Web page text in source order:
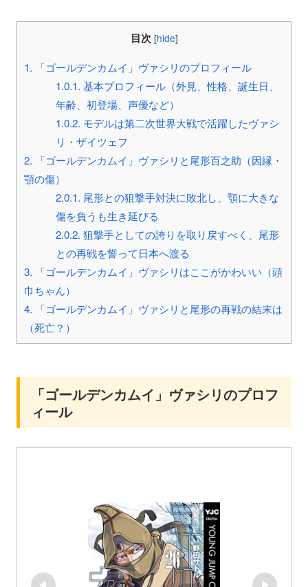
目次 [hide]
1. 「ゴールデンカムイ」ヴァシリのプロフィール
1.0.1. 基本プロフィール（外見、性格、誕生日、
年齢、初登場、声優など）
1.0.2. モデルは第二次世界大戦で活躍したヴァシ
リ・ザイツェフ
2. 「ゴールデンカムイ」ヴァシリと尾形百之助（因縁・
顎の傷）
2.0.1. 尾形との狙撃手対決に敗北し、顎に大きな
傷を負うも生き延びる
2.0.2. 狙撃手としての誇りを取り戻すべく、尾形
との再戦を誓って日本へ渡る
3. 「ゴールデンカムイ」ヴァシリはここがかわいい（頭
巾ちゃん）
4. 「ゴールデンカムイ」ヴァシリと尾形の再戦の結末は
（死亡？）
「ゴールデンカムイ」ヴァシリのプロフ
ィール